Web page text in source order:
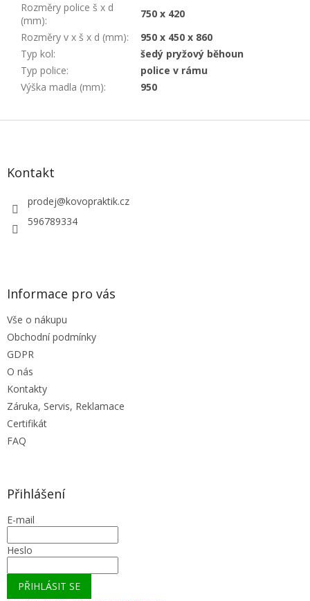
Rozměry police š x d
(mm):
750 x 420
Rozměry v x š x d (mm):
950 x 450 x 860
Typ kol:
šedý pryžový běhoun
Typ police:
police v rámu
Výška madla (mm): 950
Z
Kontakt
prodej@kovopraktik.cz
596789334
Informace pro vás
Vše o nákupu
Obchodní podmínky
GDPR
O nás
Kontakty
Záruka, Servis, Reklamace
Certifikát
FAQ
Přihlášení
E-mail
Heslo
PŘIHLÁSIT SE